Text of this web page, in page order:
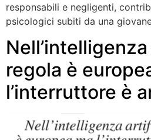
responsabili e negligenti,
psicologici subiti da una
regola è
l’interruttore è